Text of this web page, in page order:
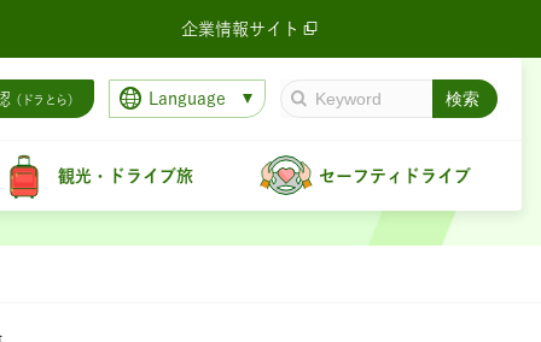
企業情報サイト
（ドラとら） Language
観光・ドライブ旅 セーフティドライブ